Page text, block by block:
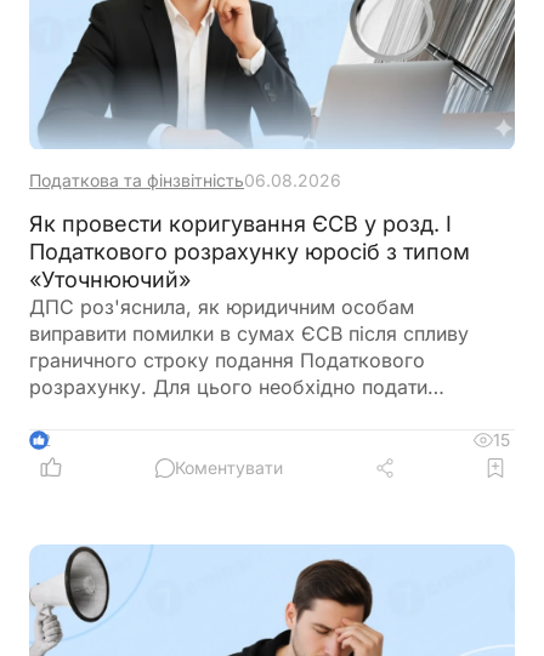
Податкова та фінзвітність06.08.2026
Як провести коригування ЄСВ у розд. І
Податкового розрахунку юросіб з типом
«Уточнюючий»
ДПС роз'яснила, як юридичним особам
виправити помилки в сумах ЄСВ після спливу
граничного строку подання Податкового
розрахунку. Для цього необхідно подати
використовуючи коди типів нарахувань 2
(донарахування) або 3 (зменшення). Податківці
помилки та коли подавати лише ті додатки, що
підлягають коригуванню
2
15
Коментувати